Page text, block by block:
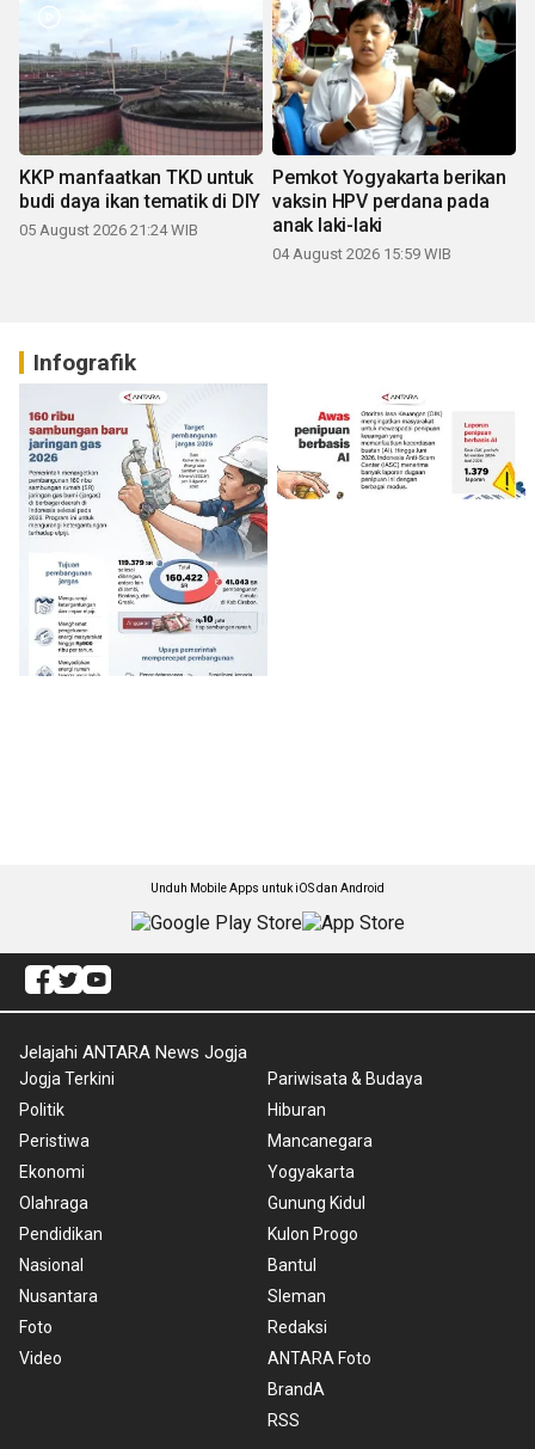
KKP manfaatkan TKD untuk
budi daya ikan tematik di DIY
05 August 2026 21:24 WIB
Pemkot Yogyakarta berikan
vaksin HPV perdana pada
anak laki-laki
04 August 2026 15:59 WIB
Infografik
Unduh Mobile Apps untuk iOS dan Android
Jelajahi ANTARA News Jogja
Jogja Terkini
Politik
Peristiwa
Ekonomi
Olahraga
Pendidikan
Nasional
Nusantara
Foto
Video
Pariwisata & Budaya
Hiburan
Mancanegara
Yogyakarta
Gunung Kidul
Kulon Progo
Bantul
Sleman
Redaksi
ANTARA Foto
BrandA
RSS